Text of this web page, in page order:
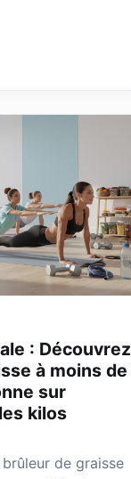
: Découvrez
à moins de
sur
kilos
de graisse